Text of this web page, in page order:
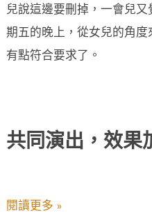
兒說這邊要刪掉，一會兒
期五的晚上，從女兒的角
有點符合要求了。
共同演出，效果
閱讀更多 »